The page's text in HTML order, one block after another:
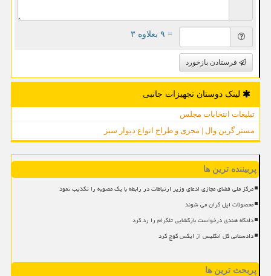
= ۹ بعلاوه ۳
فرستادن بازخورد
لینک دوستان تجهیزات جانبی
تبلیغات انتخابات مجلس
مستر گرین وال | مجری و طراح انواع دیوار سبز
پربیننده ترین ها
مرکز ملی فضای مجازی ادعای وزیر ارتباطات در رابطه با یک مصوبه را تکذیب نمود
محصولات اپل گران می شوند
دادگاه هندی درخواست بازگشایی تلگرام را رد کرد
دادستانی کل انگلیس از ایکس کوچ کرد
پربحث ترین ها